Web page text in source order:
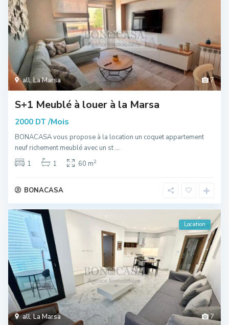
7
all,La Marsa
S+1 Meublé à louer à la Marsa
2000 DT /Mois
BONACASA vous propose à la location un coquet appartement
neuf richement meublé avec un st...
1
1 60 m2
BONACASA
7
all,La Marsa
Location